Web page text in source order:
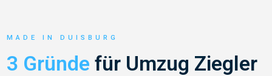
MADE IN DUISBURG
3 Gründe für Umzug Ziegler